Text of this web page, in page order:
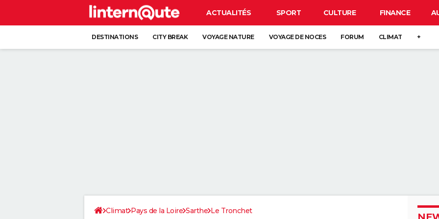
ACTUALITÉS SPORT CULTURE FINANCE
DESTINATIONS CITY BREAK VOYAGE NATURE VOYAGE DE NOCES FORUM CLIMAT +
Climat Pays de la Loire Sarthe Le Tronchet